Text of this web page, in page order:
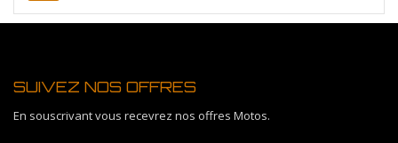
SUIVEZ NOS OFFRES
En souscrivant vous recevrez nos offres Motos.